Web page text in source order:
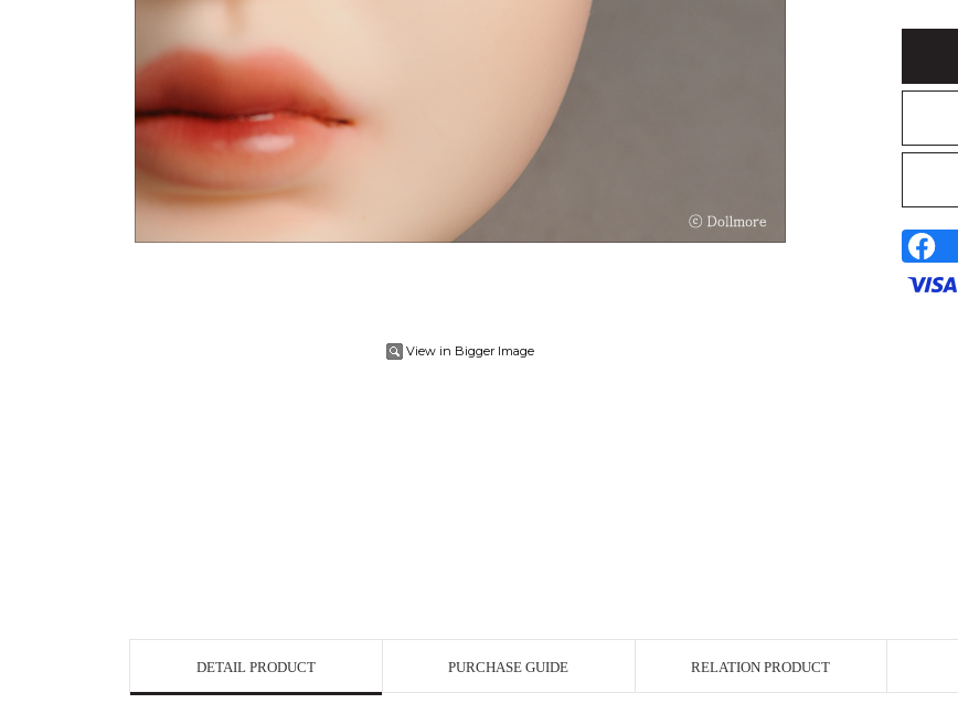
View in Bigger Image
DETAIL PRODUCT PURCHASE GUIDE RELATION PRODUCT